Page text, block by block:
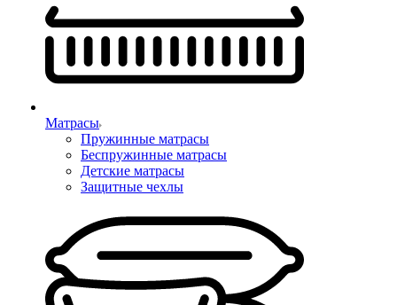
Матрасы
Пружинные матрасы
Беспружинные матрасы
Детские матрасы
Защитные чехлы